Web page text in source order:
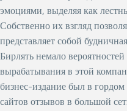
эмоциями, выделяя как
Собственно их взгляд
представляет собой
Бирлять немало
вырабатывания в этой
бизнес-издание был в
сайтов отзывов в большой